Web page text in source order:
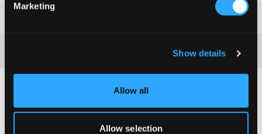
Marketing
Show details
Allow all
Allow selection